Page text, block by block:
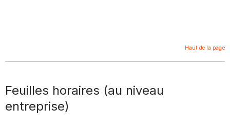
Haut de la page
Feuilles horaires (au niveau
entreprise)